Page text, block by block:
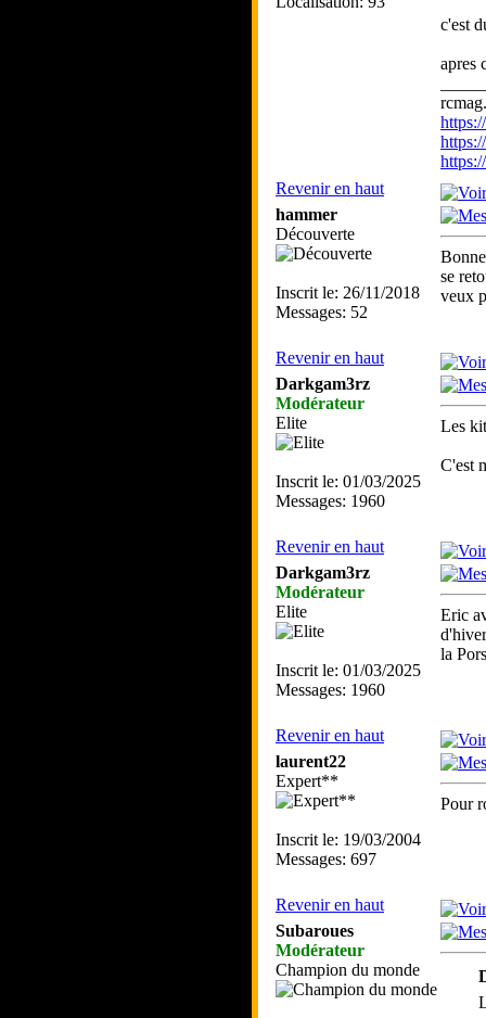
c'est
apres
Revenir en haut
hammer
Découverte
Inscrit le: 26/11/2018
Messages: 52
se
veux
Revenir en haut
Darkgam3rz
Modérateur
Elite
Inscrit le: 01/03/2025
Messages: 1960
Les
C'est
Revenir en haut
Darkgam3rz
Modérateur
Elite
Inscrit le: 01/03/2025
Messages: 1960
Eric
la
Revenir en haut
laurent22
Expert**
Inscrit le: 19/03/2004
Messages: 697
Pour
Revenir en haut
Subaroues
Modérateur
Champion du monde